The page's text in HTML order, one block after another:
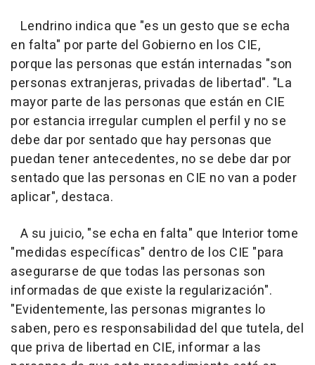
Lendrino indica que "es un gesto que se echa
en falta" por parte del Gobierno en los CIE,
porque las personas que están internadas "son
personas extranjeras, privadas de libertad". "La
mayor parte de las personas que están en CIE
por estancia irregular cumplen el perfil y no se
debe dar por sentado que hay personas que
puedan tener antecedentes, no se debe dar por
sentado que las personas en CIE no van a poder
aplicar", destaca.
A su juicio, "se echa en falta" que Interior tome
"medidas específicas" dentro de los CIE "para
asegurarse de que todas las personas son
informadas de que existe la regularización".
"Evidentemente, las personas migrantes lo
saben, pero es responsabilidad del que tutela, del
que priva de libertad en CIE, informar a las